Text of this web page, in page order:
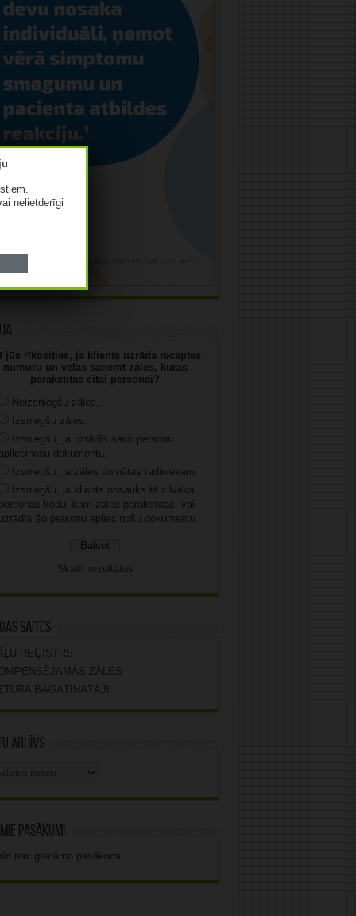
jūs rīkosities, ja klients uzrāda receptes
numuru un vēlas saņemt zāles, kuras
parakstītas citai personai?
Neizsniegšu zāles.
Izsniegšu zāles.
Izsniegšu, ja uzrādīs savu personu
dokumentu.
Izsniegšu, ja zāles domātas radiniekam.
Izsniegšu, ja klients nosauks tā cilvēka
kodu, kam zāles parakstītas, vai
šo personu apliecinošu dokumentu.
Skatīt rezultātus
saites
REĢISTRS
ZĀLES
BAGĀTINĀTĀJI
arhīvs
pasākumi
nav gaidāmo pasākumi.
nelietderīgi